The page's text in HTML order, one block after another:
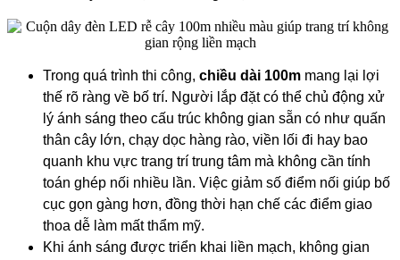
Trong quá trình thi công, chiều dài 100m mang lại lợi
thế rõ ràng về bố trí. Người lắp đặt có thể chủ động xử
lý ánh sáng theo cấu trúc không gian sẵn có như quấn
thân cây lớn, chạy dọc hàng rào, viền lối đi hay bao
quanh khu vực trang trí trung tâm mà không cần tính
toán ghép nối nhiều lần. Việc giảm số điểm nối giúp bố
cục gọn gàng hơn, đồng thời hạn chế các điểm giao
thoa dễ làm mất thẩm mỹ.
Khi ánh sáng được triển khai liền mạch, không gian